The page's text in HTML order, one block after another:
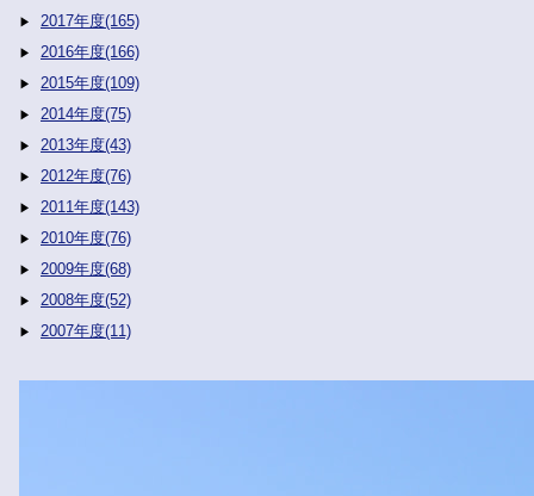
2017年度(165)
2016年度(166)
2015年度(109)
2014年度(75)
2013年度(43)
2012年度(76)
2011年度(143)
2010年度(76)
2009年度(68)
2008年度(52)
2007年度(11)